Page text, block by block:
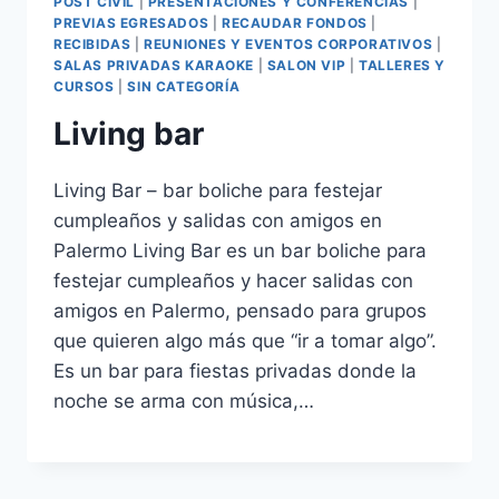
PREVIAS EGRESADOS
RECAUDAR FONDOS
RECIBIDAS |REUNIONES Y EVENTOS CORPORATIVOS
SALAS PRIVADAS KARAOKE
SALON VIP |TALLERES Y
CURSOS |SIN CATEGORÍA
Living bar
Living Bar – bar boliche para festejar
cumpleaños y salidas con amigos en
Palermo Living Bar es un bar boliche para
festejar cumpleaños y hacer salidas con
amigos en Palermo, pensado para grupos
que quieren algo más que “ir a tomar algo”.
Es un bar para fiestas privadas donde la
noche se arma con música,…